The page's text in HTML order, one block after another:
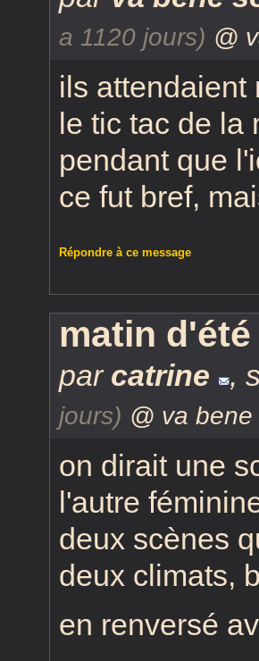
a 1120 jours) @
ils attendaient
le tic tac de la
pendant que
ce fut bref,
Répondre à ce message
matin d'été
par catrine ,
jours) @ va
on dirait une
l'autre
deux scènes
deux climats,
en renversé